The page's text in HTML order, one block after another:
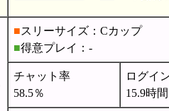
■スリーサイズ：Cカップ
■得意プレイ：-
チャット率
58.5％
ログイ
15.9時間